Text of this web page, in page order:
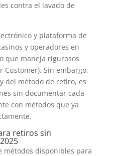
contra el lavado de
y plataforma de
y operadores en
que maneja rigurosos
Customer). Sin embargo,
del método de retiro, es
sin documentar cada
con métodos que ya
retiros sin
métodos disponibles para